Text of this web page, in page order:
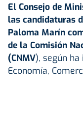
El Consejo de
las candidaturas
Paloma Marín
de la Comisión
(CNMV), según
Economía,